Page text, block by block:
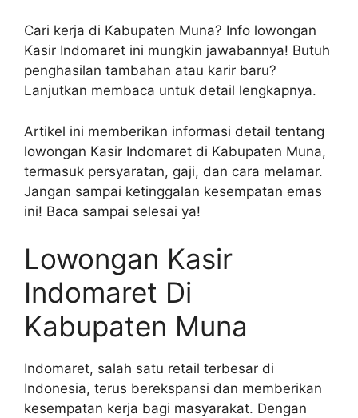
Cari kerja di Kabupaten Muna? Info lowongan
Kasir Indomaret ini mungkin jawabannya! Butuh
penghasilan tambahan atau karir baru?
Lanjutkan membaca untuk detail lengkapnya.
Artikel ini memberikan informasi detail tentang
lowongan Kasir Indomaret di Kabupaten Muna,
termasuk persyaratan, gaji, dan cara melamar.
Jangan sampai ketinggalan kesempatan emas
ini! Baca sampai selesai ya!
Lowongan Kasir
Indomaret Di
Kabupaten Muna
Indomaret, salah satu retail terbesar di
Indonesia, terus berekspansi dan memberikan
kesempatan kerja bagi masyarakat. Dengan